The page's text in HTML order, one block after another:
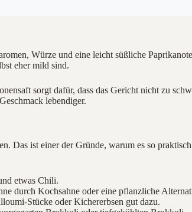
Würze und eine leicht süßliche
eher mild sind.
sorgt dafür, dass das Gericht nicht zu
lebendiger.
Das ist einer der Gründe, warum es so
etwas Chili.
durch Kochsahne oder eine pflanzliche
Stücke oder Kichererbsen gut dazu.